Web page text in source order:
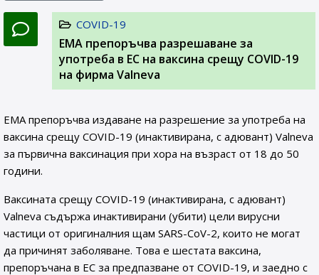
COVID-19
EMA препоръчва разрешаване за
употреба в ЕС на ваксина срещу COVID-19
на фирма Valneva
EMA препоръчва издаване на разрешение за употреба на
ваксина срещу COVID-19 (инактивирана, с адювант) Valneva
за първична ваксинация при хора на възраст от 18 до 50
години.
Ваксината срещу COVID-19 (инактивирана, с адювант)
Valneva съдържа инактивирани (убити) цели вирусни
частици от оригиналния щам SARS-CoV-2, които не могат
да причинят заболяване. Това е шестата ваксина,
препоръчана в ЕС за предпазване от COVID-19, и заедно с